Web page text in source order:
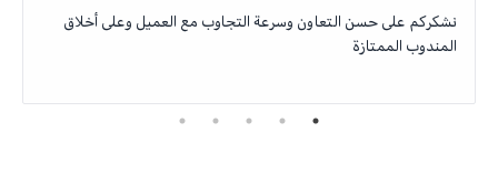
نشكركم على حسن التعاون وسرعة التجاوب مع العميل وعلى أخلاق
المندوب الممتازة